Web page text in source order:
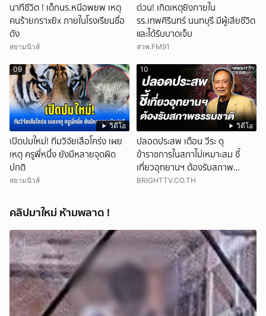
นาทีชีวิต ! เด็กนร.หนีอพยพ เหตุ
คนร้ายกราxยิx ภายในโรงเรียนชื่อ
ดัง
สยามนิวส์
ด่วน! เกิดเหตุยิงภายใน
รร.เทพศิรินทร์ นนทบุรี มีผู้เสียชีวิต
และได้รับบาดเจ็บ
สวพ.FM91
วิดีโอ
09
เปิดปมใหม่! ทีมวิจัยเสือโคร่ง เผย
เหตุ ครูพี่หนึ่ง ยังมีหลายจุดผิด
ปกติ
สยามนิวส์
วิดีโอ
10
ปลอดประสพ เตือน วีระ ดุ
ข้าราชการในสภาไม่เหมาะสม ชี้
เที่ยวอุทยานฯ ต้องรับสภาพ
ธรรมชาติ
BRIGHTTV.CO.TH
คลิปมาใหม่ ห้ามพลาด !